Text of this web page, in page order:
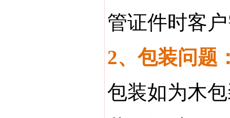
管证件时客
2、包装问题
包装如为木